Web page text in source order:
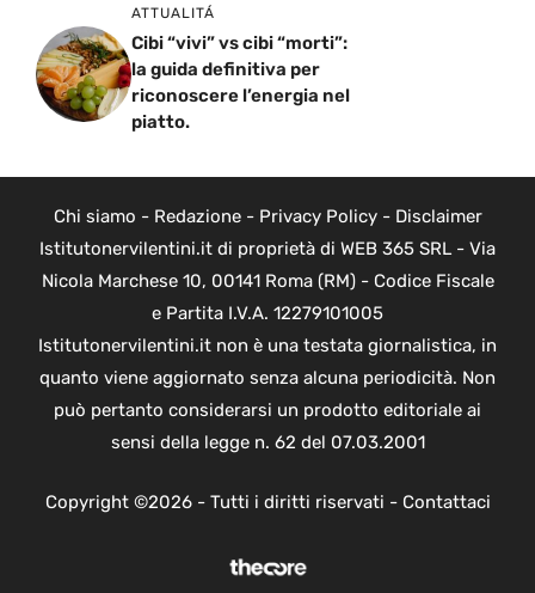
ATTUALITÁ
Cibi “vivi” vs cibi “morti”:
la guida definitiva per
riconoscere l’energia nel
piatto.
Chi siamo - Redazione- Privacy Policy- Disclaimer
Istitutonervilentini.it di proprietà di WEB 365 SRL - Via
Nicola Marchese 10, 00141 Roma (RM) - Codice Fiscale
e Partita I.V.A. 12279101005
Istitutonervilentini.it non è una testata giornalistica, in
quanto viene aggiornato senza alcuna periodicità. Non
può pertanto considerarsi un prodotto editoriale ai
sensi della legge n. 62 del 07.03.2001
Copyright ©2026 - Tutti i diritti riservati - Contattaci